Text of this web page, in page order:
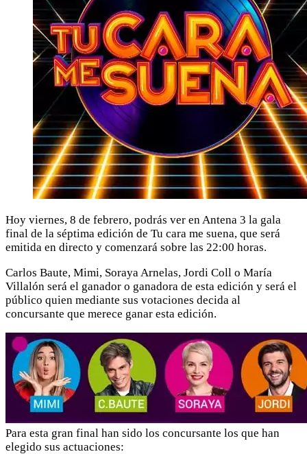
Hoy viernes, 8 de febrero, podrás ver en Antena 3 la gala
final de la séptima edición de Tu cara me suena, que será
emitida en directo y comenzará sobre las 22:00 horas.
Carlos Baute, Mimi, Soraya Arnelas, Jordi Coll o María
Villalón será el ganador o ganadora de esta edición y será el
público quien mediante sus votaciones decida al
concursante que merece ganar esta edición.
Para esta gran final han sido los concursante los que han
elegido sus actuaciones: